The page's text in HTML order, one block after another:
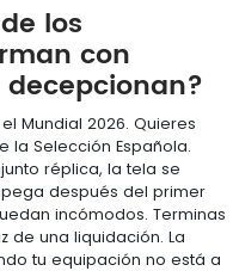
los
con
Mundial 2026. Quieres
la Selección Española.
réplica, la tela se
después del primer
incómodos. Terminas
de una liquidación. La
tu equipación no está a